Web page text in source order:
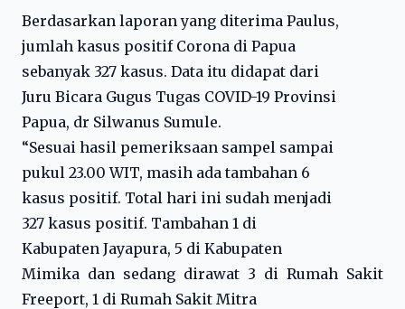
Berdasarkan laporan yang diterima Paulus,
jumlah kasus positif Corona di Papua
sebanyak 327 kasus. Data itu didapat dari
Juru Bicara Gugus Tugas COVID-19 Provinsi
Papua, dr Silwanus Sumule.
“Sesuai hasil pemeriksaan sampel sampai
pukul 23.00 WIT, masih ada tambahan 6
kasus positif. Total hari ini sudah menjadi
327 kasus positif. Tambahan 1 di
Kabupaten Jayapura, 5 di Kabupaten
Mimika dan sedang dirawat 3 di Rumah Sakit
Freeport, 1 di Rumah Sakit Mitra